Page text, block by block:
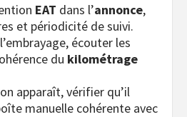
EAT dans l’annonce,
et périodicité de suivi.
écouter les
du kilométrage
apparaît, vérifier qu’il
manuelle cohérente avec